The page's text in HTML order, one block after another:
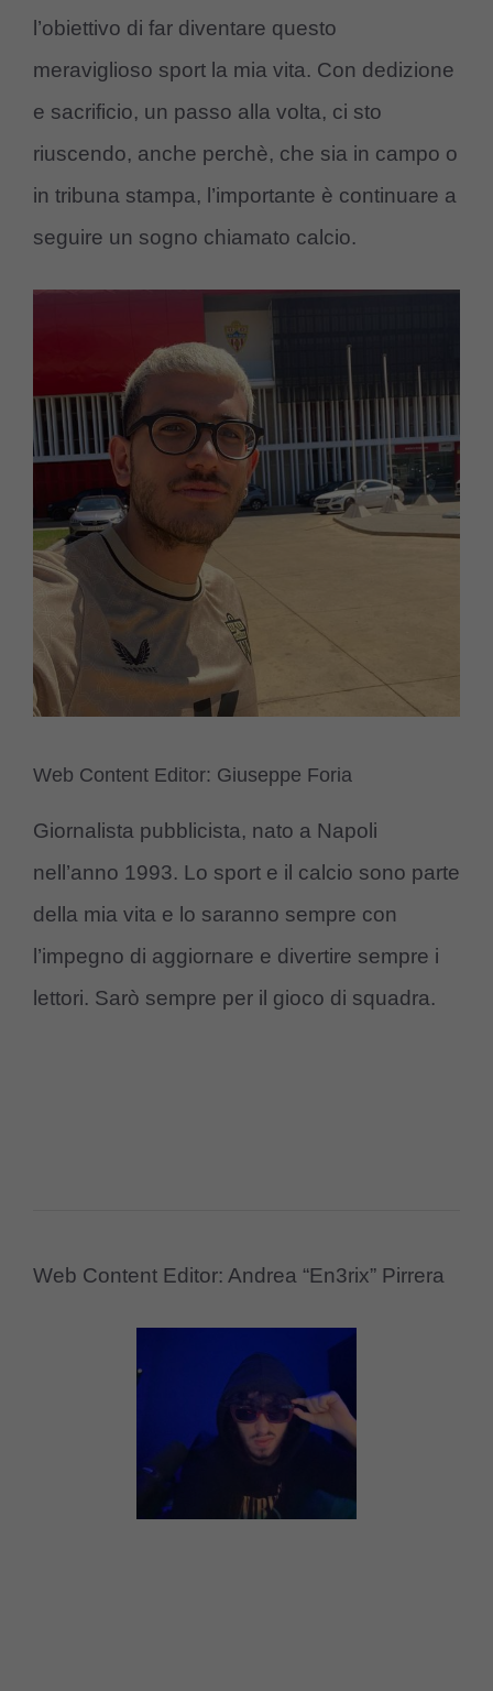
l’obiettivo di far diventare questo
meraviglioso sport la mia vita. Con dedizione
e sacrificio, un passo alla volta, ci sto
riuscendo, anche perchè, che sia in campo o
in tribuna stampa, l’importante è continuare a
seguire un sogno chiamato calcio.
Web Content Editor: Giuseppe Foria
Giornalista pubblicista, nato a Napoli
nell’anno 1993. Lo sport e il calcio sono parte
della mia vita e lo saranno sempre con
l’impegno di aggiornare e divertire sempre i
lettori. Sarò sempre per il gioco di squadra.
Web Content Editor: Andrea “En3rix” Pirrera